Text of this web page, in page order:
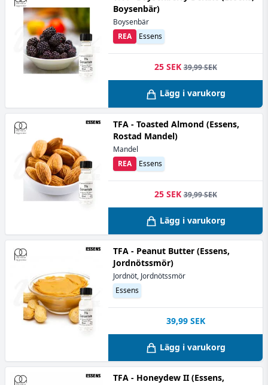
Boysenbär)
Boysenbär
Essens
REA
25 SEK 39,99 SEK
Lägg i varukorg
TFA - Toasted Almond (Essens,
Rostad Mandel)
Mandel
Essens
REA
25 SEK 39,99 SEK
Lägg i varukorg
TFA - Peanut Butter (Essens,
Jordnötssmör)
Jordnöt, Jordnötssmör
Essens
39,99 SEK
Lägg i varukorg
TFA - Honeydew II (Essens,